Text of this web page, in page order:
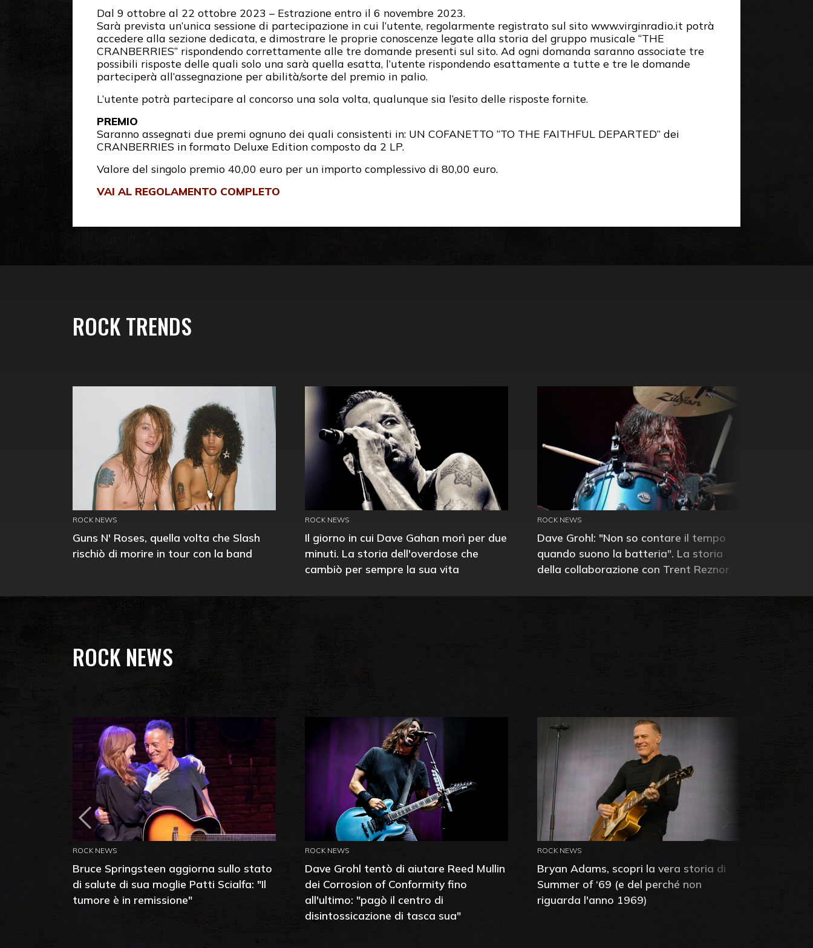
Dal 9 ottobre al 22 ottobre 2023 – Estrazione entro il 6 novembre 2023.
Sarà prevista un’unica sessione di partecipazione in cui l’utente, regolarmente registrato sul sito www.virginradio.it potrà
accedere alla sezione dedicata, e dimostrare le proprie conoscenze legate alla storia del gruppo musicale “THE
CRANBERRIES” rispondendo correttamente alle tre domande presenti sul sito. Ad ogni domanda saranno associate tre
possibili risposte delle quali solo una sarà quella esatta, l’utente rispondendo esattamente a tutte e tre le domande
parteciperà all’assegnazione per abilità/sorte del premio in palio.
L’utente potrà partecipare al concorso una sola volta, qualunque sia l’esito delle risposte fornite.
PREMIO
Saranno assegnati due premi ognuno dei quali consistenti in: UN COFANETTO “TO THE FAITHFUL DEPARTED” dei
CRANBERRIES in formato Deluxe Edition composto da 2 LP.
Valore del singolo premio 40,00 euro per un importo complessivo di 80,00 euro.
VAI AL REGOLAMENTO COMPLETO
ROCK TRENDS
ROCK NEWS
Guns N' Roses, quella volta che Slash
rischiò di morire in tour con la band
ROCK NEWS
Il giorno in cui Dave Gahan morì per due
minuti. La storia dell'overdose che
cambiò per sempre la sua vita
ROCK NEWS
Dave Grohl: "Non so contare il tempo
quando suono la batteria". La storia
della collaborazione con Trent Reznor
ROCK NEWS
ROCK NEWS
Bruce Springsteen aggiorna sullo stato
di salute di sua moglie Patti Scialfa: "Il
tumore è in remissione"
ROCK NEWS
Dave Grohl tentò di aiutare Reed Mullin
dei Corrosion of Conformity fino
all'ultimo: "pagò il centro di
disintossicazione di tasca sua"
ROCK NEWS
Bryan Adams, scopri la vera storia di
Summer of ‘69 (e del perché non
riguarda l'anno 1969)